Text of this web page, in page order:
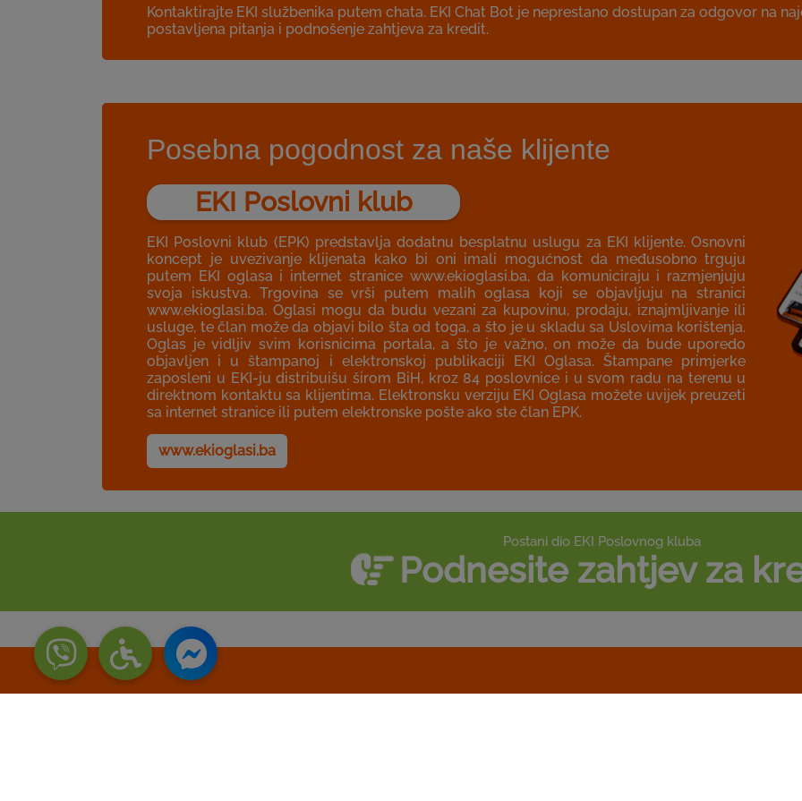
Kontaktirajte EKI službenika putem chata. EKI Chat Bot je neprestano dostupan za odgovor na
postavljena pitanja i podnošenje zahtjeva za kredit.
Posebna pogodnost za naše klijente
EKI Poslovni klub
EKI Poslovni klub (EPK) predstavlja dodatnu besplatnu uslugu za EKI klijente. Osnovni
koncept je uvezivanje klijenata kako bi oni imali mogućnost da međusobno trguju
putem EKI oglasa i internet stranice www.ekioglasi.ba, da komuniciraju i razmjenjuju
svoja iskustva. Trgovina se vrši putem malih oglasa koji se objavljuju na stranici
www.ekioglasi.ba. Oglasi mogu da budu vezani za kupovinu, prodaju, iznajmljivanje ili
usluge, te član može da objavi bilo šta od toga, a što je u skladu sa Uslovima korištenja.
Oglas je vidljiv svim korisnicima portala, a što je važno, on može da bude uporedo
objavljen i u štampanoj i elektronskoj publikaciji EKI Oglasa. Štampane primjerke
zaposleni u EKI-ju distribuišu širom BiH, kroz 84 poslovnice i u svom radu na terenu u
direktnom kontaktu sa klijentima. Elektronsku verziju EKI Oglasa možete uvijek preuzeti
sa internet stranice ili putem elektronske pošte ako ste član EPK.
www.ekioglasi.ba
Postani dio EKI Poslovnog kluba
Podnesite zahtjev za